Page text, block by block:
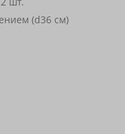
(d36 см)